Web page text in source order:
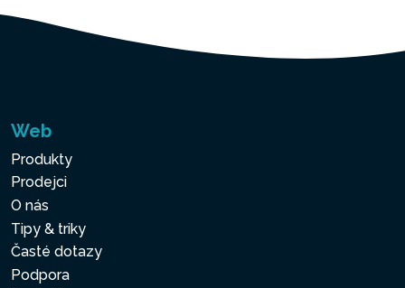
Web
Produkty
Prodejci
O nás
Tipy & triky
Časté dotazy
Podpora